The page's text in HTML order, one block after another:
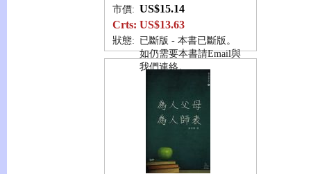
市價: US$15.14
Crts: US$13.63
狀態: 已斷版 - 本書已斷版。
如仍需要本書請Email與
我們連絡。